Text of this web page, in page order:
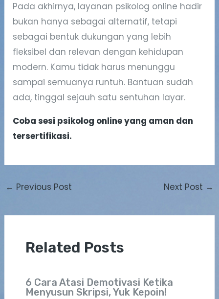
Pada akhirnya, layanan psikolog online hadir
bukan hanya sebagai alternatif, tetapi
sebagai bentuk dukungan yang lebih
fleksibel dan relevan dengan kehidupan
modern. Kamu tidak harus menunggu
sampai semuanya runtuh. Bantuan sudah
ada, tinggal sejauh satu sentuhan layar.
Coba sesi psikolog online yang aman dan
tersertifikasi.
← Previous Post Next Post →
Related Posts
6 Cara Atasi Demotivasi Ketika
Menyusun Skripsi, Yuk Kepoin!